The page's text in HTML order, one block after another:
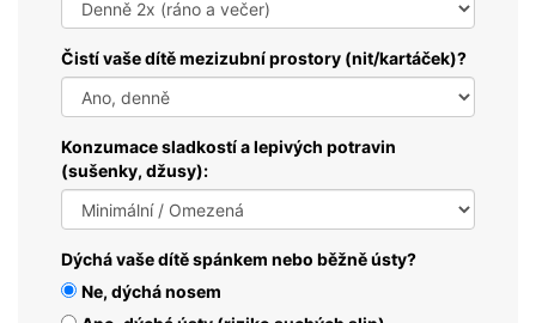
Čistí vaše dítě mezizubní prostory (nit/kartáček)?
Konzumace sladkostí a lepivých potravin
(sušenky, džusy):
Dýchá vaše dítě spánkem nebo běžně ústy?
Ne, dýchá nosem